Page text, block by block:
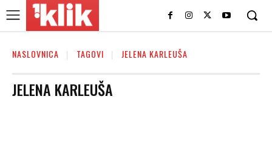
NASLOVNICA TAGOVI JELENA KARLEUŠA
JELENA KARLEUŠA